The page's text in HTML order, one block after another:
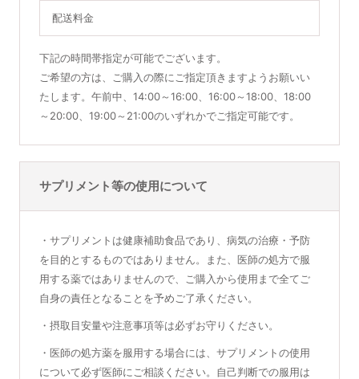
配送料金
下記の時間帯指定が可能でございます。
ご希望の方は、ご購入の際にご指定頂きますようお願いい
たします。午前中、14:00～16:00、16:00～18:00、18:00
～20:00、19:00～21:00のいずれかでご指定可能です。
サプリメント等の使用について
・サプリメントは健康補助食品であり、病気の治療・予防
を目的とするものではありません。また、医師の処方で服
用する薬ではありませんので、ご購入から使用まで全てご
自身の責任となることを予めご了承ください。
・摂取目安量や注意事項等は必ずお守りください。
・医師の処方薬を服用する場合には、サプリメントの使用
について必ず医師にご相談ください。自己判断での服用は